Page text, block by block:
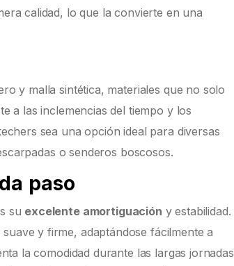
calidad, lo que la convierte en una
y malla sintética, materiales que no solo
a las inclemencias del tiempo y los
sea una opción ideal para diversas
o senderos boscosos.
paso
su excelente amortiguación y estabilidad.
y firme, adaptándose fácilmente a
la comodidad durante las largas jornadas